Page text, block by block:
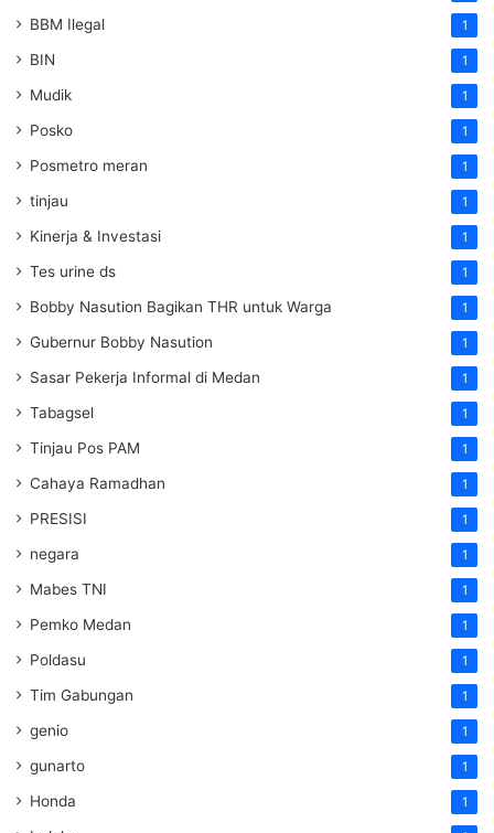
BBM Ilegal 1
BIN 1
Mudik 1
Posko 1
Posmetro meran 1
tinjau 1
Kinerja & Investasi 1
Tes urine ds 1
Bobby Nasution Bagikan THR untuk Warga 1
Gubernur Bobby Nasution 1
Sasar Pekerja Informal di Medan 1
Tabagsel 1
Tinjau Pos PAM 1
Cahaya Ramadhan 1
PRESISI 1
negara 1
Mabes TNI 1
Pemko Medan 1
Poldasu 1
Tim Gabungan 1
genio 1
gunarto 1
Honda 1